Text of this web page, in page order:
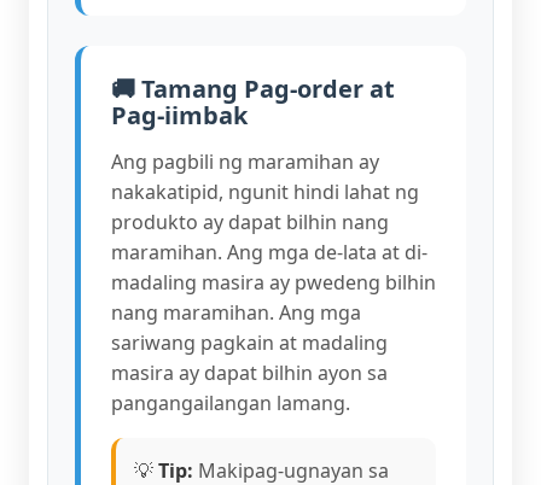
🚚 Tamang Pag-order at
Pag-iimbak
Ang pagbili ng maramihan ay
nakakatipid, ngunit hindi lahat ng
produkto ay dapat bilhin nang
maramihan. Ang mga de-lata at di-
madaling masira ay pwedeng bilhin
nang maramihan. Ang mga
sariwang pagkain at madaling
masira ay dapat bilhin ayon sa
pangangailangan lamang.
💡Tip: Makipag-ugnayan sa